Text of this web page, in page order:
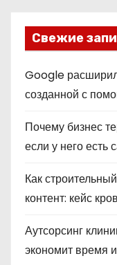
Свежие
Google
созданной с
Почему бизнес
если у него есть
Как
контент: кейс
Аутсорсинг
экономит время